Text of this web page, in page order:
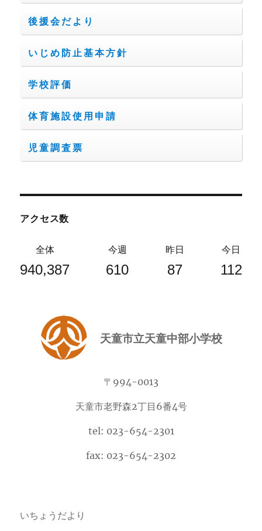
後援会だより
いじめ防止基本方針
学校評価
体育施設使用申請
児童調査票
アクセス数
全体
940,387
今週
610
昨日
87
今日
112
天童市立天童中部小学校
〒994-0013
天童市老野森2丁目6番4号
tel: 023-654-2301
fax: 023-654-2302
いちょうだより